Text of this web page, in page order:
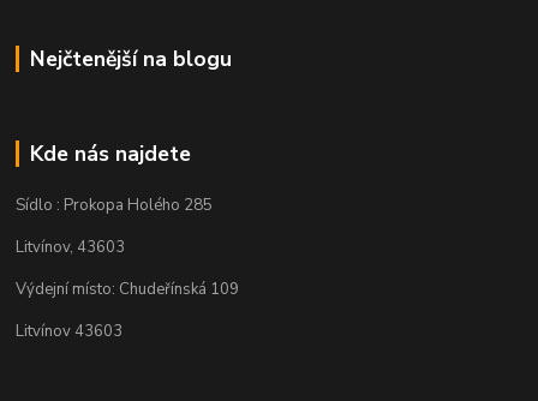
Nejčtenější na blogu
Kde nás najdete
Sídlo : Prokopa Holého 285
Litvínov, 43603
Výdejní místo: Chudeřínská 109
Litvínov 43603